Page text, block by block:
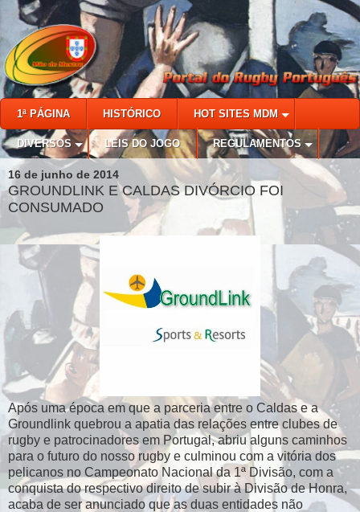
1ª PÁGINA HISTÓRICO HOT SITES MDM
DIVERSOS LEIS DO JOGO REGULAMENTOS
16 de junho de 2014
GROUNDLINK E CALDAS DIVÓRCIO FOI
CONSUMADO
Após uma época em que a parceria entre o Caldas e a
Groundlink quebrou a apatia das relações entre clubes de
rugby e patrocinadores em Portugal, abriu alguns caminhos
para o futuro do nosso rugby e culminou com a vitória dos
pelicanos no Campeonato Nacional da 1ª Divisão, com a
conquista do respectivo direito de subir à Divisão de Honra,
acaba de ser anunciado que as duas entidades não